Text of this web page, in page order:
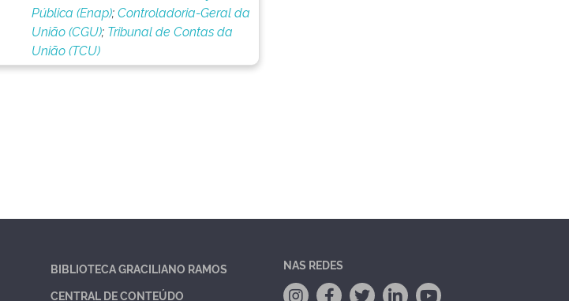
Pública (Enap);Controladoria-Geral da
União (CGU); Tribunal de Contas da
União (TCU)
BIBLIOTECA GRACILIANO RAMOS
CENTRAL DE CONTEÚDO
NAS REDES